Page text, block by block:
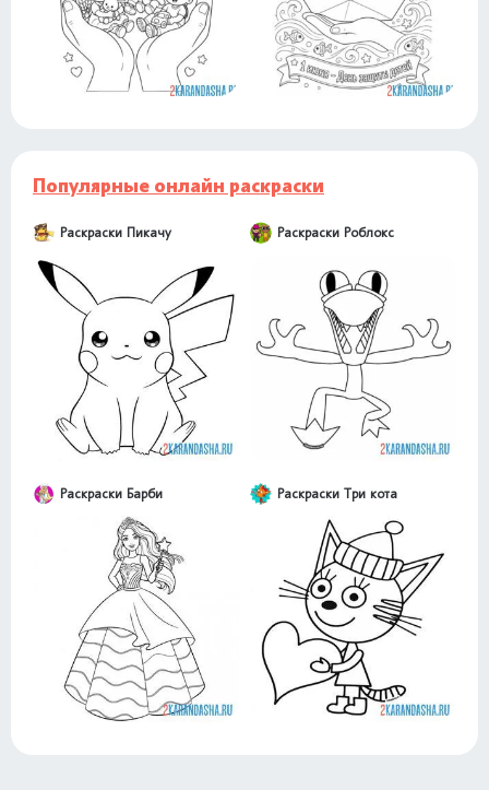
Популярные онлайн раскраски
Раскраски Пикачу Раскраски Роблокс
Раскраски Барби Раскраски Три кота